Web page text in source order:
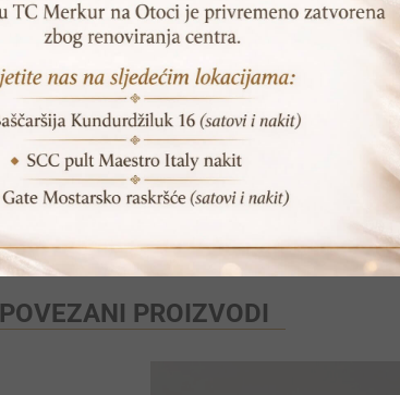
NRBT 2023S
Print Pošalji prijatelju
POVEZANI PROIZVODI